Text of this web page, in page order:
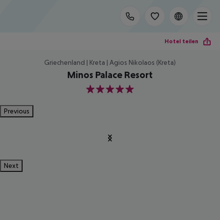
Hotel teilen
Griechenland | Kreta | Agios Nikolaos (Kreta)
Minos Palace Resort
5
Previous
Next